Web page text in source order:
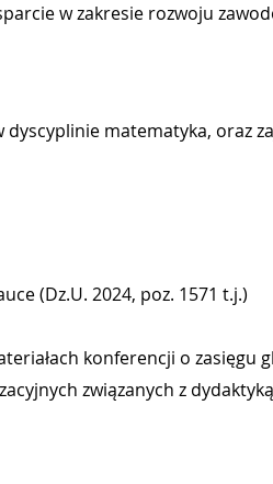
w zakresie rozwoju
matematyka, oraz
(Dz.U. 2024, poz. 1571 t.j.)
konferencji o zasięgu
związanych z